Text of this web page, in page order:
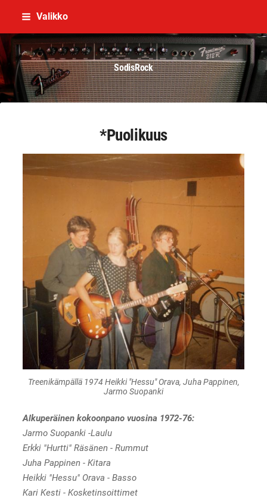
Siirry
sisältöön
Valikko
SodisRock
*Puolikuus
Treenikämpällä 1974 Heikki "Hessu" Orava, Juha Pappinen,
Jarmo Suopanki
Alkuperäinen kokoonpano vuosina 1972-76:
Jarmo Suopanki -Laulu
Erkki "Hurtti" Räsänen - Rummut
Juha Pappinen - Kitara
Heikki "Hessu" Orava - Basso
Kari Kesti - Kosketinsoittimet